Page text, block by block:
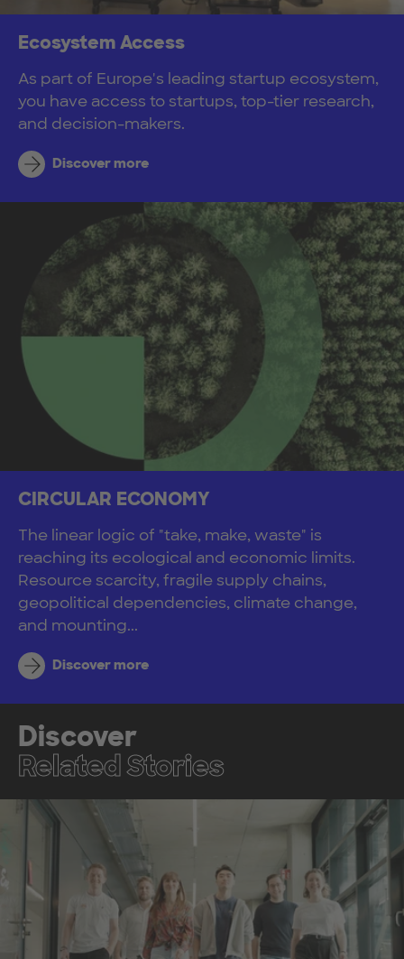
Ecosystem Access
As part of Europe's leading startup ecosystem,
you have access to startups, top-tier research,
and decision-makers.
Discover more
CIRCULAR ECONOMY
The linear logic of "take, make, waste" is
reaching its ecological and economic limits.
Resource scarcity, fragile supply chains,
geopolitical dependencies, climate change,
and mounting...
Discover more
Discover
Related Stories